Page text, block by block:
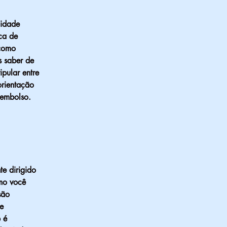
de
saber de
entre
dirigido
você
é